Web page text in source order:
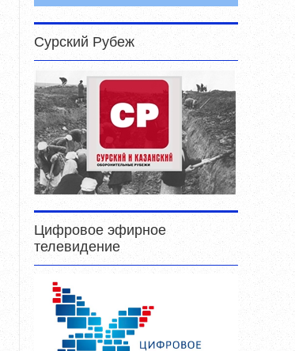
Сурский Рубеж
Цифровое эфирное
телевидение